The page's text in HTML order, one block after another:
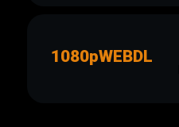
1080pWEBDL